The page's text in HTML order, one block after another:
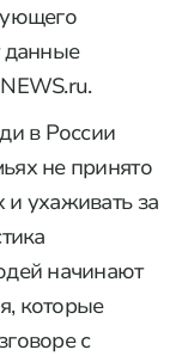
данные
в России
не принято
и ухаживать за
начинают
которые
с